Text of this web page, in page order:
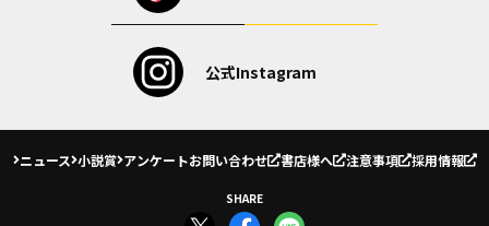
公式Instagram
ニュース 小説賞 アンケートお問い合わせ 書店様へ 注意事項 採用情報
SHARE